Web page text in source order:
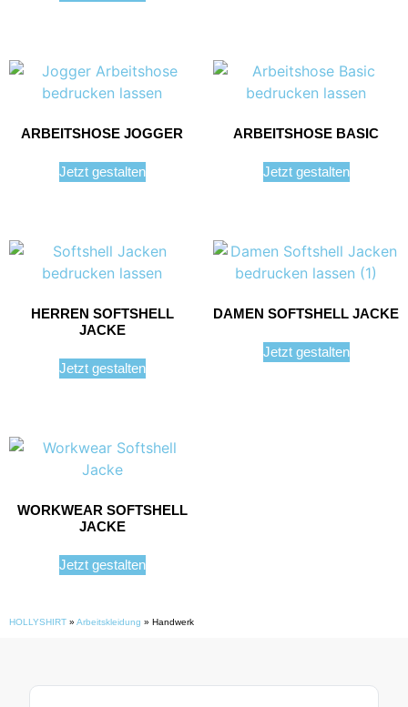
ARBEITSHOSE JOGGER
Jetzt gestalten
ARBEITSHOSE BASIC
Jetzt gestalten
HERREN SOFTSHELL
JACKE
Jetzt gestalten
DAMEN SOFTSHELL JACKE
Jetzt gestalten
WORKWEAR SOFTSHELL
JACKE
Jetzt gestalten
HOLLYSHIRT » Arbeitskleidung » Handwerk